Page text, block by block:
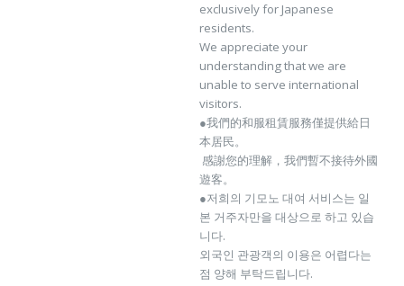
exclusively for Japanese
residents.
We appreciate your
understanding that we are
unable to serve international
visitors.
●我們的和服租賃服務僅提供給日
本居民。
感謝您的理解，我們暫不接待外國
遊客。
●저희의 기모노 대여 서비스는 일
본 거주자만을 대상으로 하고 있습
니다.
외국인 관광객의 이용은 어렵다는
점 양해 부탁드립니다.